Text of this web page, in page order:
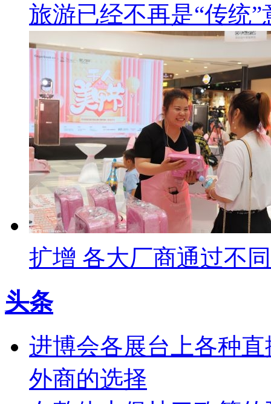
旅游已经不再是“传统
扩增 各大厂商通过不
头条
进博会各展台上各种
外商的选择